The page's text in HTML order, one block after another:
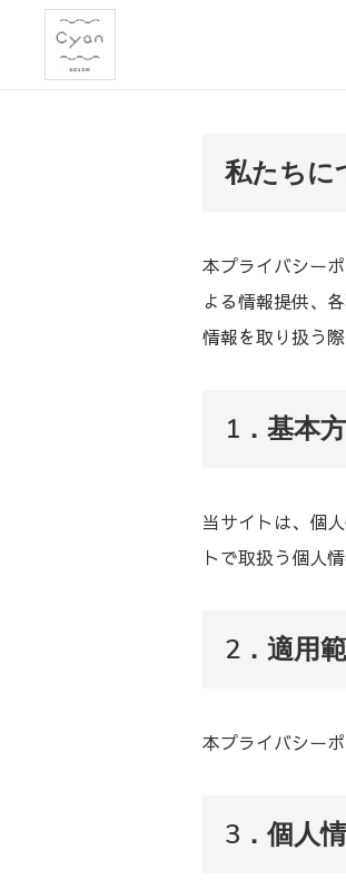
私たちに
本プライバシー
よる情報提供、
情報を取り扱う
1．基本
当サイトは、個
トで取扱う個人
2．適用
本プライバシー
3．個人